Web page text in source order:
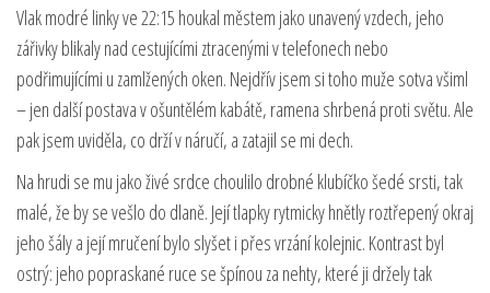
Vlak modré linky ve 22:15 houkal městem jako unavený vzdech, jeho
zářivky blikaly nad cestujícími ztracenými v telefonech nebo
podřimujícími u zamlžených oken. Nejdřív jsem si toho muže sotva všiml
– jen další postava v ošuntělém kabátě, ramena shrbená proti světu. Ale
pak jsem uviděla, co drží v náručí, a zatajil se mi dech.
Na hrudi se mu jako živé srdce choulilo drobné klubíčko šedé srsti, tak
malé, že by se vešlo do dlaně. Její tlapky rytmicky hnětly roztřepený okraj
jeho šály a její mručení bylo slyšet i přes vrzání kolejnic. Kontrast byl
ostrý: jeho popraskané ruce se špínou za nehty, které ji držely tak